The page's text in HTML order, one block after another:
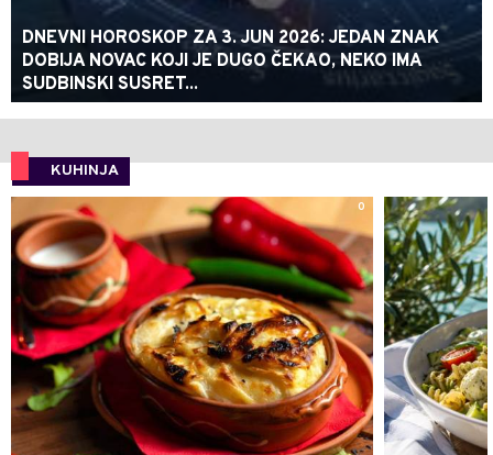
DNEVNI HOROSKOP ZA 3. JUN 2026: JEDAN ZNAK
DOBIJA NOVAC KOJI JE DUGO ČEKAO, NEKO IMA
SUDBINSKI SUSRET...
KUHINJA
0